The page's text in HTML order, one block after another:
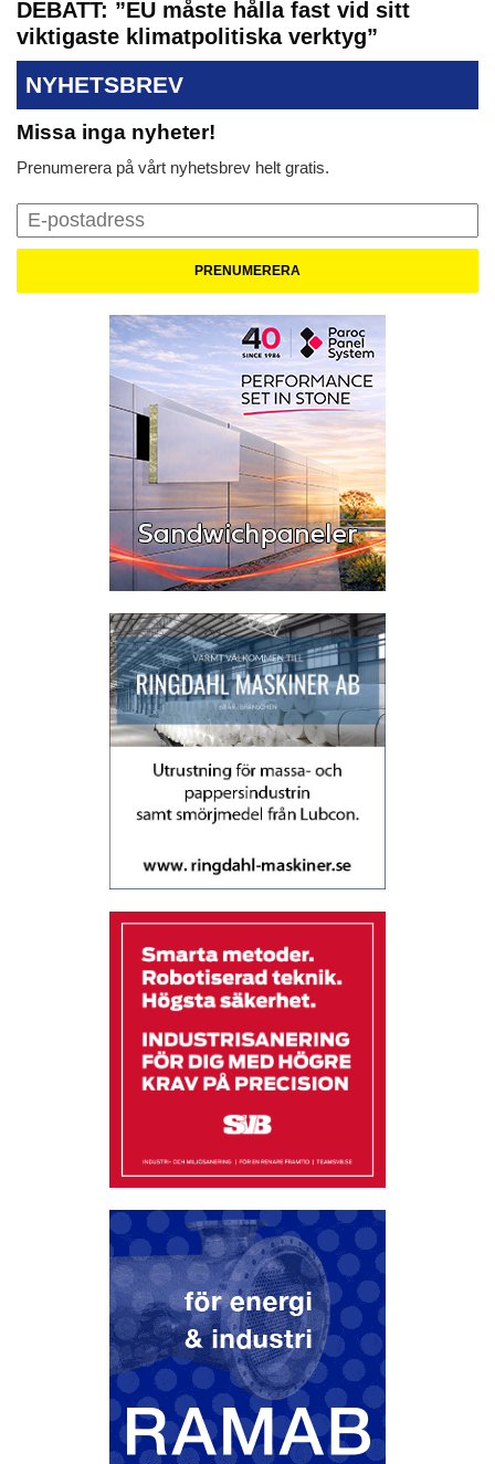
DEBATT: ”EU måste hålla fast vid sitt
viktigaste klimatpolitiska verktyg”
NYHETSBREV
Missa inga nyheter!
Prenumerera på vårt nyhetsbrev helt gratis.